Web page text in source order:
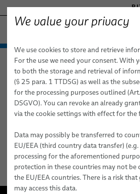
- ENGINEERED SOLUTIONS
HEALTHCARE
MARINE
MOBILITY
SEMICONDUCTOR TECHNOLOGY
SILICONE CABLE SOLUTIONS
TELECOM & NETWORKING
제품 및 서비스
자동화 및 드라이브
FieldLink® 케이블
케이블 어셈블리
서비스
로봇 공학
드레스팩 시스템
산업 자동화 애플리케이션용 로봇 케이
로봇 케이블 어셈블리
동적 자동화 애플리케이션용 산업용
로봇 서비스
통합 준비된 로봇 & 시운전
드레스팩(Dresspack) 서비스
로봇, PLC 및 오프라인 프로그래밍
애플리케이션 분야
자동화 및 드라이브
로봇 공학
아크 용접
클린칭
접착
의료 로봇 공학
뉴스
판매 네트워크
회사 소개
품질
연구 및 개발
간행물
공장 자동화 & 기계 사백사
사백사
We value your privacy
We use cookies to store and retrieve
For the use we need your consent. With
to both the storage and retrieval of
(§ 25 para. 1 TTDSG) as well as the
for the processing purposes outlined
DSGVO). You can revoke an already
via the cookie settings with effect for the
Data may possibly be transferred to
EU/EEA (third country data transfer)
processing for the aforementioned
protection in these countries may not be
the EU/EEA countries. There is a risk
may access this data.